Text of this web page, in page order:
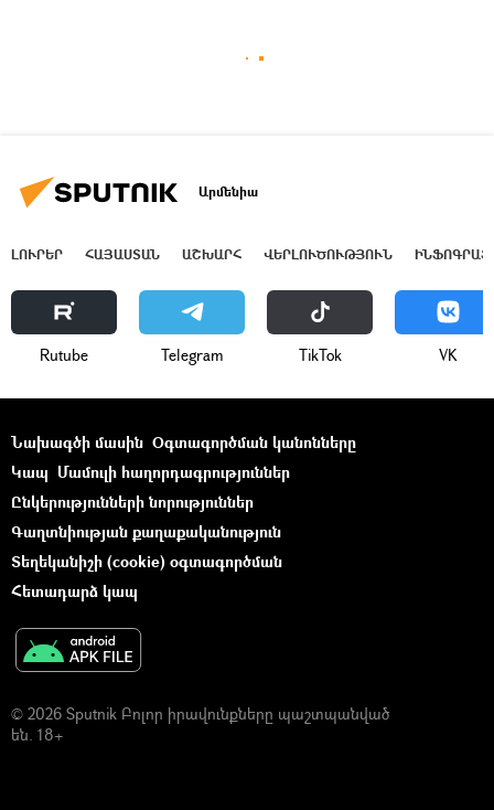
Արմենիա
ԼՈՒՐԵՐ ՀԱՅԱՍՏԱՆ ԱՇԽԱՐՀ ՎԵՐԼՈՒԾՈՒԹՅՈՒՆ
Rutube Telegram ТikТоk VK
Նախագծի մասին Օգտագործման կանոնները
Կապ Մամուլի հաղորդագրություններ
Ընկերությունների նորություններ
Գաղտնիության քաղաքականություն
Տեղեկանիշի (cookie) օգտագործման
Հետադարձ կապ
© 2026 Sputnik Բոլոր իրավունքները պաշտպանված
են. 18+